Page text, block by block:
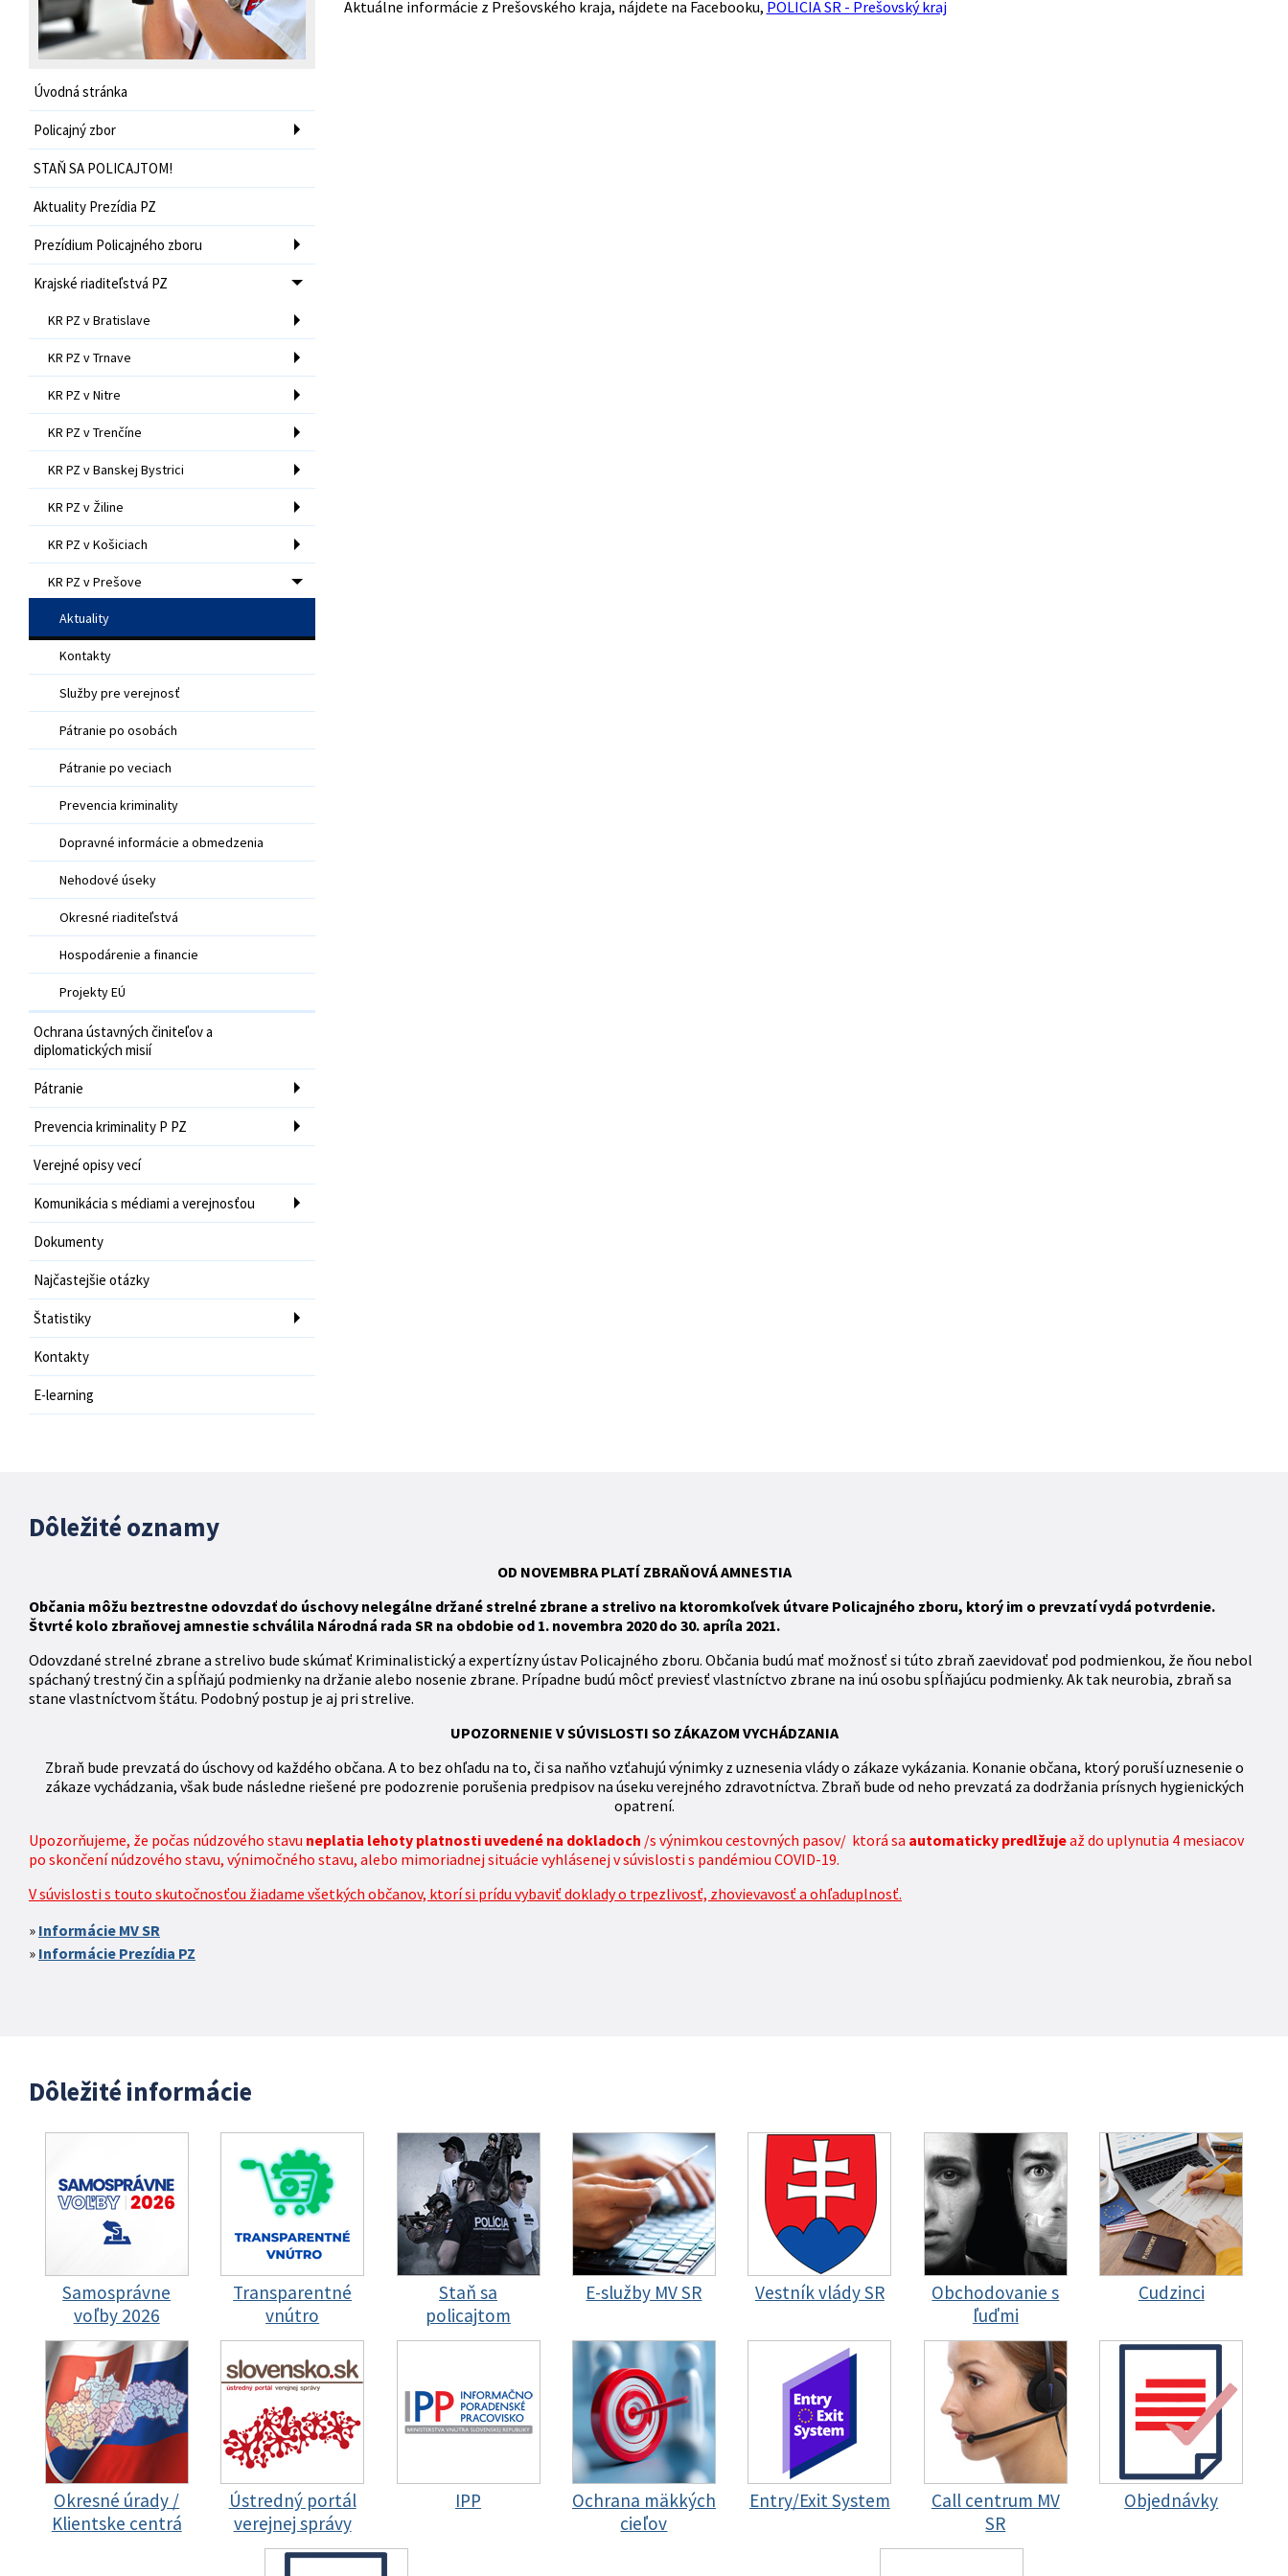
Úvodná stránka
Policajný zbor
STAŇ SA POLICAJTOM!
Aktuality Prezídia PZ
Prezídium Policajného zboru
Krajské riaditeľstvá PZ
KR PZ v Bratislave
KR PZ v Trnave
KR PZ v Nitre
KR PZ v Trenčíne
KR PZ v Banskej Bystrici
KR PZ v Žiline
KR PZ v Košiciach
KR PZ v Prešove
Aktuality
Kontakty
Služby pre verejnosť
Pátranie po osobách
Pátranie po veciach
Prevencia kriminality
Dopravné informácie a obmedzenia
Nehodové úseky
Okresné riaditeľstvá
Hospodárenie a financie
Projekty EÚ
Ochrana ústavných činiteľov a
diplomatických misií
Pátranie
Prevencia kriminality P PZ
Verejné opisy vecí
Komunikácia s médiami a verejnosťou
Dokumenty
Najčastejšie otázky
Štatistiky
Kontakty
E-learning
Aktuálne informácie z Prešovského kraja, nájdete na Facebooku, POLICIA SR - Prešovský kraj
Dôležité oznamy
OD NOVEMBRA PLATÍ ZBRAŇOVÁAMNESTIA
Občania môžu beztrestne odovzdať do úschovy nelegálne držané strelné zbrane a strelivo na ktoromkoľvek útvare Policajného zboru, ktorý im o prevzatí vydá potvrdenie.
Štvrté kolo zbraňovej amnestie schválila Národná rada SR na obdobie od 1. novembra 2020 do 30. apríla 2021.
Odovzdané strelné zbrane a strelivo bude skúmať Kriminalistický a expertízny ústav Policajného zboru. Občania budú mať možnosť si túto zbraň zaevidovať pod podmienkou, že ňou nebol
spáchaný trestný čin a spĺňajú podmienky na držanie alebo nosenie zbrane. Prípadne budú môcť previesť vlastníctvo zbrane na inú osobu spĺňajúcu podmienky. Ak tak neurobia, zbraň sa
stane vlastníctvom štátu. Podobný postup je aj pri strelive.
UPOZORNENIE V SÚVISLOSTI SO ZÁKAZOM VYCHÁDZANIA
Zbraň bude prevzatá do úschovy od každého občana. A to bez ohľadu na to, či sa naňho vzťahujú výnimky z uznesenia vlády o zákaze vykázania. Konanie občana, ktorý poruší uznesenie o
zákaze vychádzania, však bude následne riešené pre podozrenie porušenia predpisov na úseku verejného zdravotníctva. Zbraň bude od neho prevzatá za dodržania prísnych hygienických
opatrení.
Upozorňujeme, že počas núdzového stavu neplatia lehoty platnosti uvedené na dokladoch /s výnimkou cestovných pasov/ ktorá sa automaticky predlžujeaž do uplynutia 4 mesiacov
po skončení núdzového stavu, výnimočného stavu, alebo mimoriadnej situácie vyhlásenej v súvislosti s pandémiou COVID-19.
V súvislosti s touto skutočnosťou žiadame všetkých občanov, ktorí si prídu vybaviť doklady o trpezlivosť, zhovievavosť a ohľaduplnosť.
Informácie MV SR
Informácie Prezídia PZ
Dôležité informácie
Samosprávne
voľby 2026
Transparentné
vnútro
Staň sa
policajtom
E-služby MV SR Vestník vlády SR
Obchodovanie s
ľuďmi
Cudzinci
Okresné úrady /
Klientske centrá
Ústredný portál
verejnej správy
IPP
Ochrana mäkkých
cieľov
Entry/Exit System
Call centrum MV
SR
Objednávky